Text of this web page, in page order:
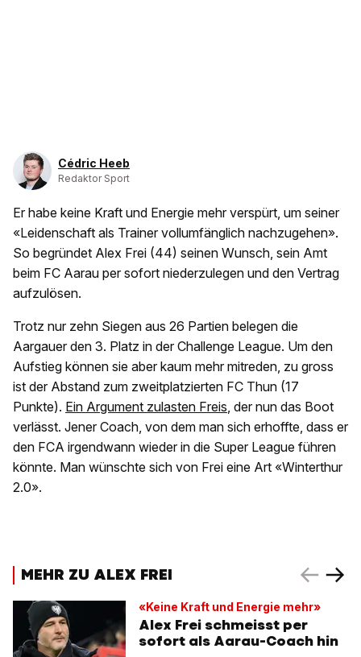
Cédric Heeb
Redaktor Sport
Er habe keine Kraft und Energie mehr verspürt, um seiner
«Leidenschaft als Trainer vollumfänglich nachzugehen».
So begründet Alex Frei (44) seinen Wunsch, sein Amt
beim FC Aarau per sofort niederzulegen und den Vertrag
aufzulösen.
Trotz nur zehn Siegen aus 26 Partien belegen die
Aargauer den 3. Platz in der Challenge League. Um den
Aufstieg können sie aber kaum mehr mitreden, zu gross
ist der Abstand zum zweitplatzierten FC Thun (17
Punkte). Ein Argument zulasten Freis, der nun das Boot
verlässt. Jener Coach, von dem man sich erhoffte, dass er
den FCA irgendwann wieder in die Super League führen
könnte. Man wünschte sich von Frei eine Art «Winterthur
2.0».
MEHR ZU ALEX FREI
«Keine Kraft und Energie mehr»
Alex Frei schmeisst per
sofort als Aarau-Coach hin